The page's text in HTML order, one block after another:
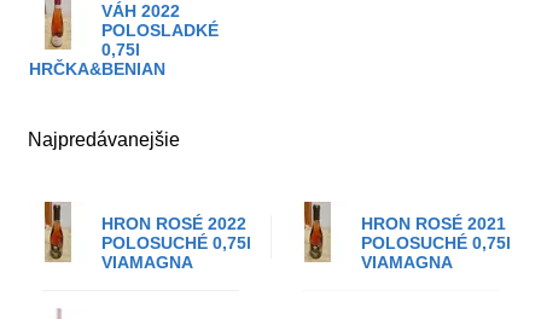
VÁH 2022
POLOSLADKÉ
0,75l
HRČKA&BENIAN
Najpredávanejšie
HRON ROSÉ 2022
POLOSUCHÉ 0,75l
VIAMAGNA
HRON ROSÉ 2021
POLOSUCHÉ 0,75l
VIAMAGNA